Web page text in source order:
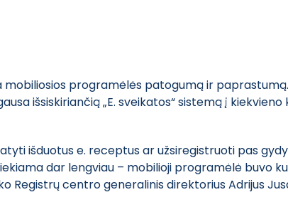
programėlės patogumą ir
išsiskiriančią „E. sveikatos“ sistemą į
išduotus e. receptus ar užsiregistruoti pas
dar lengviau – mobilioji programėlė buvo
Registrų centro generalinis direktorius Adrijus